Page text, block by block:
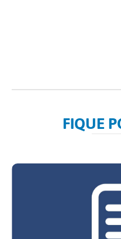
FIQUE